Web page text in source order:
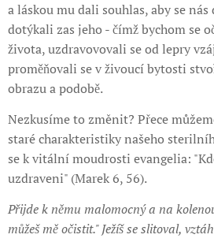
a láskou mu dali souhlas, aby se
dotýkali zas jeho - čímž bychom se
života, uzdravovovali se od lepry
proměňovali se v živoucí bytosti
obrazu a podobě.
Nezkusíme to změnit? Přece
staré charakteristiky našeho
se k vitální moudrosti evangelia:
uzdraveni" (Marek 6, 56).
Přijde k němu malomocný a na
můžeš mě očistit." Ježíš se slitoval,